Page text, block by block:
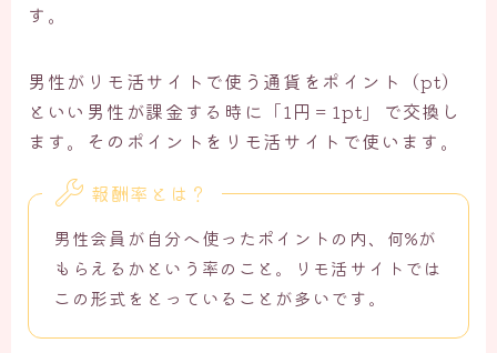
す。
男性がリモ活サイトで使う通貨をポイント（pt）
といい男性が課金する時に「1円＝1pt」で交換し
ます。そのポイントをリモ活サイトで使います。
報酬率とは？
男性会員が自分へ使ったポイントの内、何%が
もらえるかという率のこと。リモ活サイトでは
この形式をとっていることが多いです。